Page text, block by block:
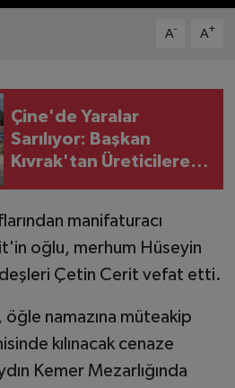
A- A+
Çine'de Yaralar
Sarılıyor: Başkan
Kıvrak'tan Üreticilere
manifaturacı
oğlu, merhum Hüseyin
Çetin Cerit vefat etti.
namazına müteakip
kılınacak cenaze
Kemer Mezarlığında